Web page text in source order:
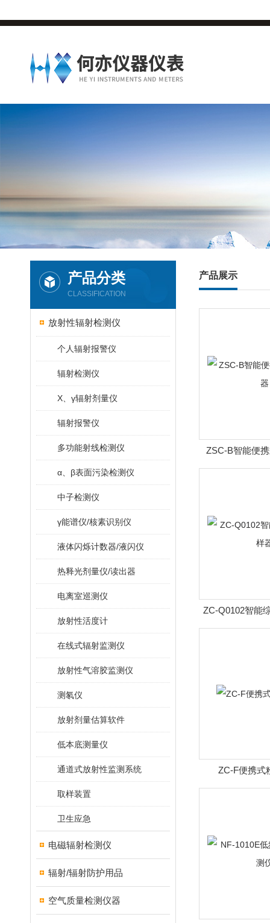
产品分类
CLASSIFICATION
放射性辐射检测仪
个人辐射报警仪
辐射检测仪
X、γ辐射剂量仪
辐射报警仪
多功能射线检测仪
α、β表面污染检测仪
中子检测仪
γ能谱仪/核素识别仪
液体闪烁计数器/液闪仪
热释光剂量仪/读出器
电离室巡测仪
放射性活度计
在线式辐射监测仪
放射性气溶胶监测仪
测氡仪
放射剂量估算软件
低本底测量仪
通道式放射性监测系统
取样装置
卫生应急
电磁辐射检测仪
辐射/辐射防护用品
空气质量检测仪器
产品展示
ZSC-B智能便
ZC-Q0102智能
ZC-F便携式